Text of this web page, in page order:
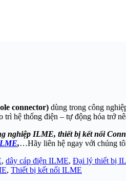
connector) dùng trong công
hệ thống điện – tự động hóa trở
nghiệp ILME, thiết bị kết nối
,…Hãy liên hệ ngay với chúng
, dây cáp điện ILME, Đại lý thiết bị
, Thiết bị kết nối ILME